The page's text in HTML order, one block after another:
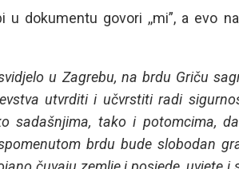
u dokumentu govori ,,mi”, a evo
u Zagrebu, na brdu Griču
utvrditi i učvrstiti radi
sadašnjima, tako i potomcima,
brdu bude slobodan